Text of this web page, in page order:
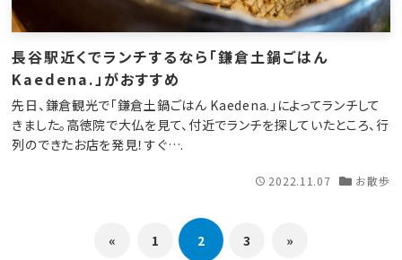
長谷駅近くでランチするなら「鎌倉土鍋ごはん
Kaedena.」がおすすめ
先日、鎌倉観光で「鎌倉土鍋ごはん Kaedena.」によってランチして
きました。高徳院で大仏を見て、付近でランチを探していたところ、行
列のできたお店を発見！すぐ….
2022.11.07 お散歩
« 1 2 3 »